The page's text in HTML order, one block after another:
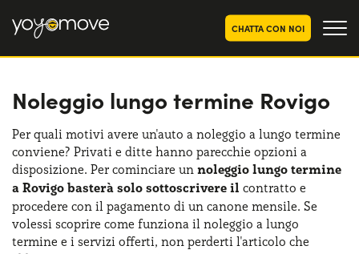
CHATTA CON NOI
OFFERTE NOLEGGIO
LUNGO TERMINE
Privati
Aziende e P.IVA
OFFERTE NOLEGGIO
AUTO USATE
CHI SIAMO
La nostra storia
Lavora con noi
COME FUNZIONA
Noleggio lungo termine Rovigo
Per quali motivi avere un'auto a noleggio a lungo termine
conviene? Privati e ditte hanno parecchie opzioni a
disposizione. Per cominciare un noleggio lungo termine
a Rovigo basterà solo sottoscrivere il contratto e
procedere con il pagamento di un canone mensile. Se
volessi scoprire come funziona il noleggio a lungo
termine e i servizi offerti, non perderti l'articolo che